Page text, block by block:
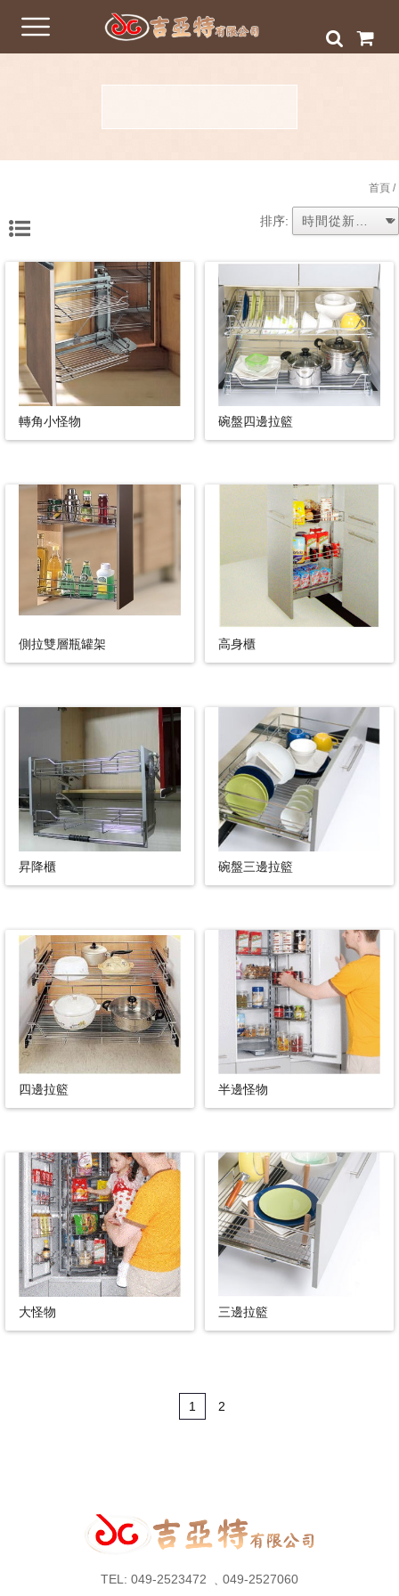
首頁/
排序:
轉角小怪物 碗盤四邊拉籃
側拉雙層瓶罐架 高身櫃
昇降櫃 碗盤三邊拉籃
四邊拉籃 半邊怪物
大怪物 三邊拉籃
1 2
TEL: 049-2523472 ﹑049-2527060